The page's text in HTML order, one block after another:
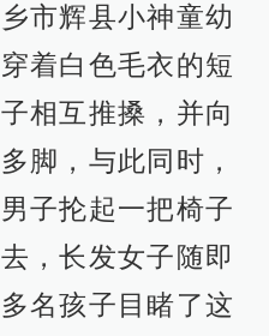
市辉县小神童幼
着白色毛衣的短
相互推搡，并向
脚，与此同时，
子抡起一把椅子
，长发女子随即
名孩子目睹了这